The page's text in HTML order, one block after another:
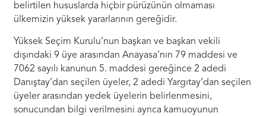
belirtilen hususlarda hiçbir pürüzünün olmaması
ülkemizin yüksek yararlarının gereğidir.
Yüksek Seçim Kurulu’nun başkan ve başkan vekili
dışındaki 9 üye arasından Anayasa’nın 79 maddesi ve
7062 sayılı kanunun 5. maddesi gereğince 2 adedi
Danıştay’dan seçilen üyeler, 2 adedi Yargıtay’dan seçilen
üyeler arasından yedek üyelerin belirlenmesini,
sonucundan bilgi verilmesini ayrıca kamuoyunun